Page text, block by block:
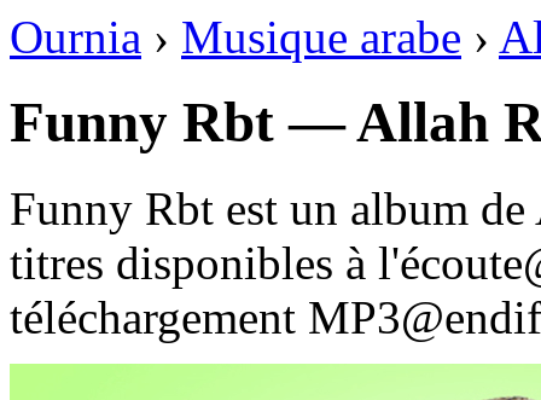
Ournia › Musique arabe ›
Funny Rbt — Allah
Funny Rbt est un album
titres disponibles à
téléchargement